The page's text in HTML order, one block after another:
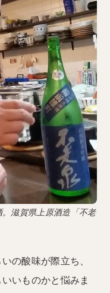
滋賀県上原酒造「不老
の酸味が際立ち、
いものかと悩みま